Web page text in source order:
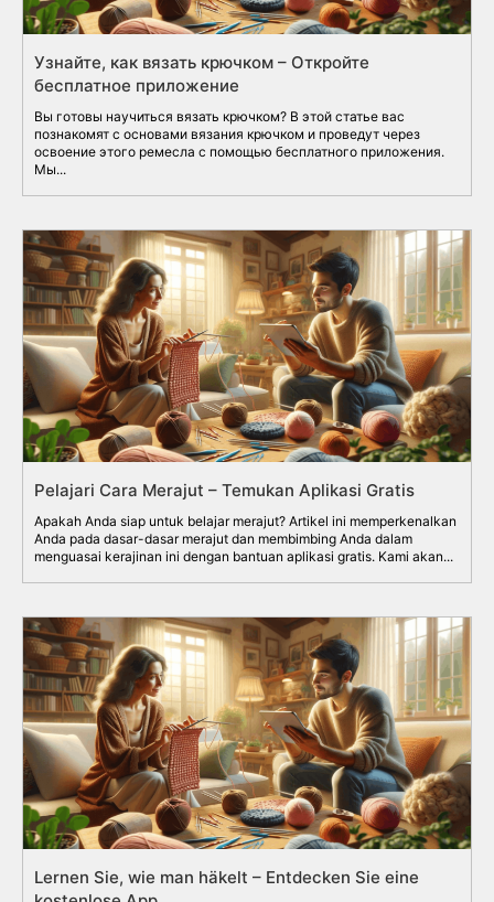
Узнайте, как вязать крючком – Откройте
бесплатное приложение
Вы готовы научиться вязать крючком? В этой статье вас
познакомят с основами вязания крючком и проведут через
освоение этого ремесла с помощью бесплатного приложения.
Мы...
Pelajari Cara Merajut – Temukan Aplikasi Gratis
Apakah Anda siap untuk belajar merajut? Artikel ini memperkenalkan
Anda pada dasar-dasar merajut dan membimbing Anda dalam
menguasai kerajinan ini dengan bantuan aplikasi gratis. Kami akan...
Lernen Sie, wie man häkelt – Entdecken Sie eine